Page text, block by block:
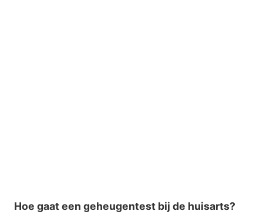
Hoe gaat een geheugentest bij de huisarts?